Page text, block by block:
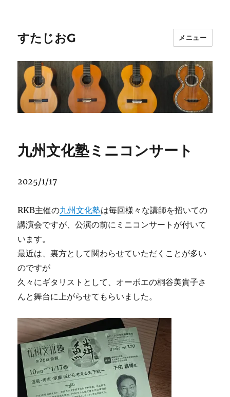
すたじおG メニュー
九州文化塾ミニコンサート
2025/1/17
RKB主催の九州文化塾は毎回様々な講師を招いての
講演会ですが、公演の前にミニコンサートが付いて
います。
最近は、裏方として関わらせていただくことが多い
のですが
久々にギタリストとして、オーボエの桐谷美貴子さ
んと舞台に上がらせてもらいました。